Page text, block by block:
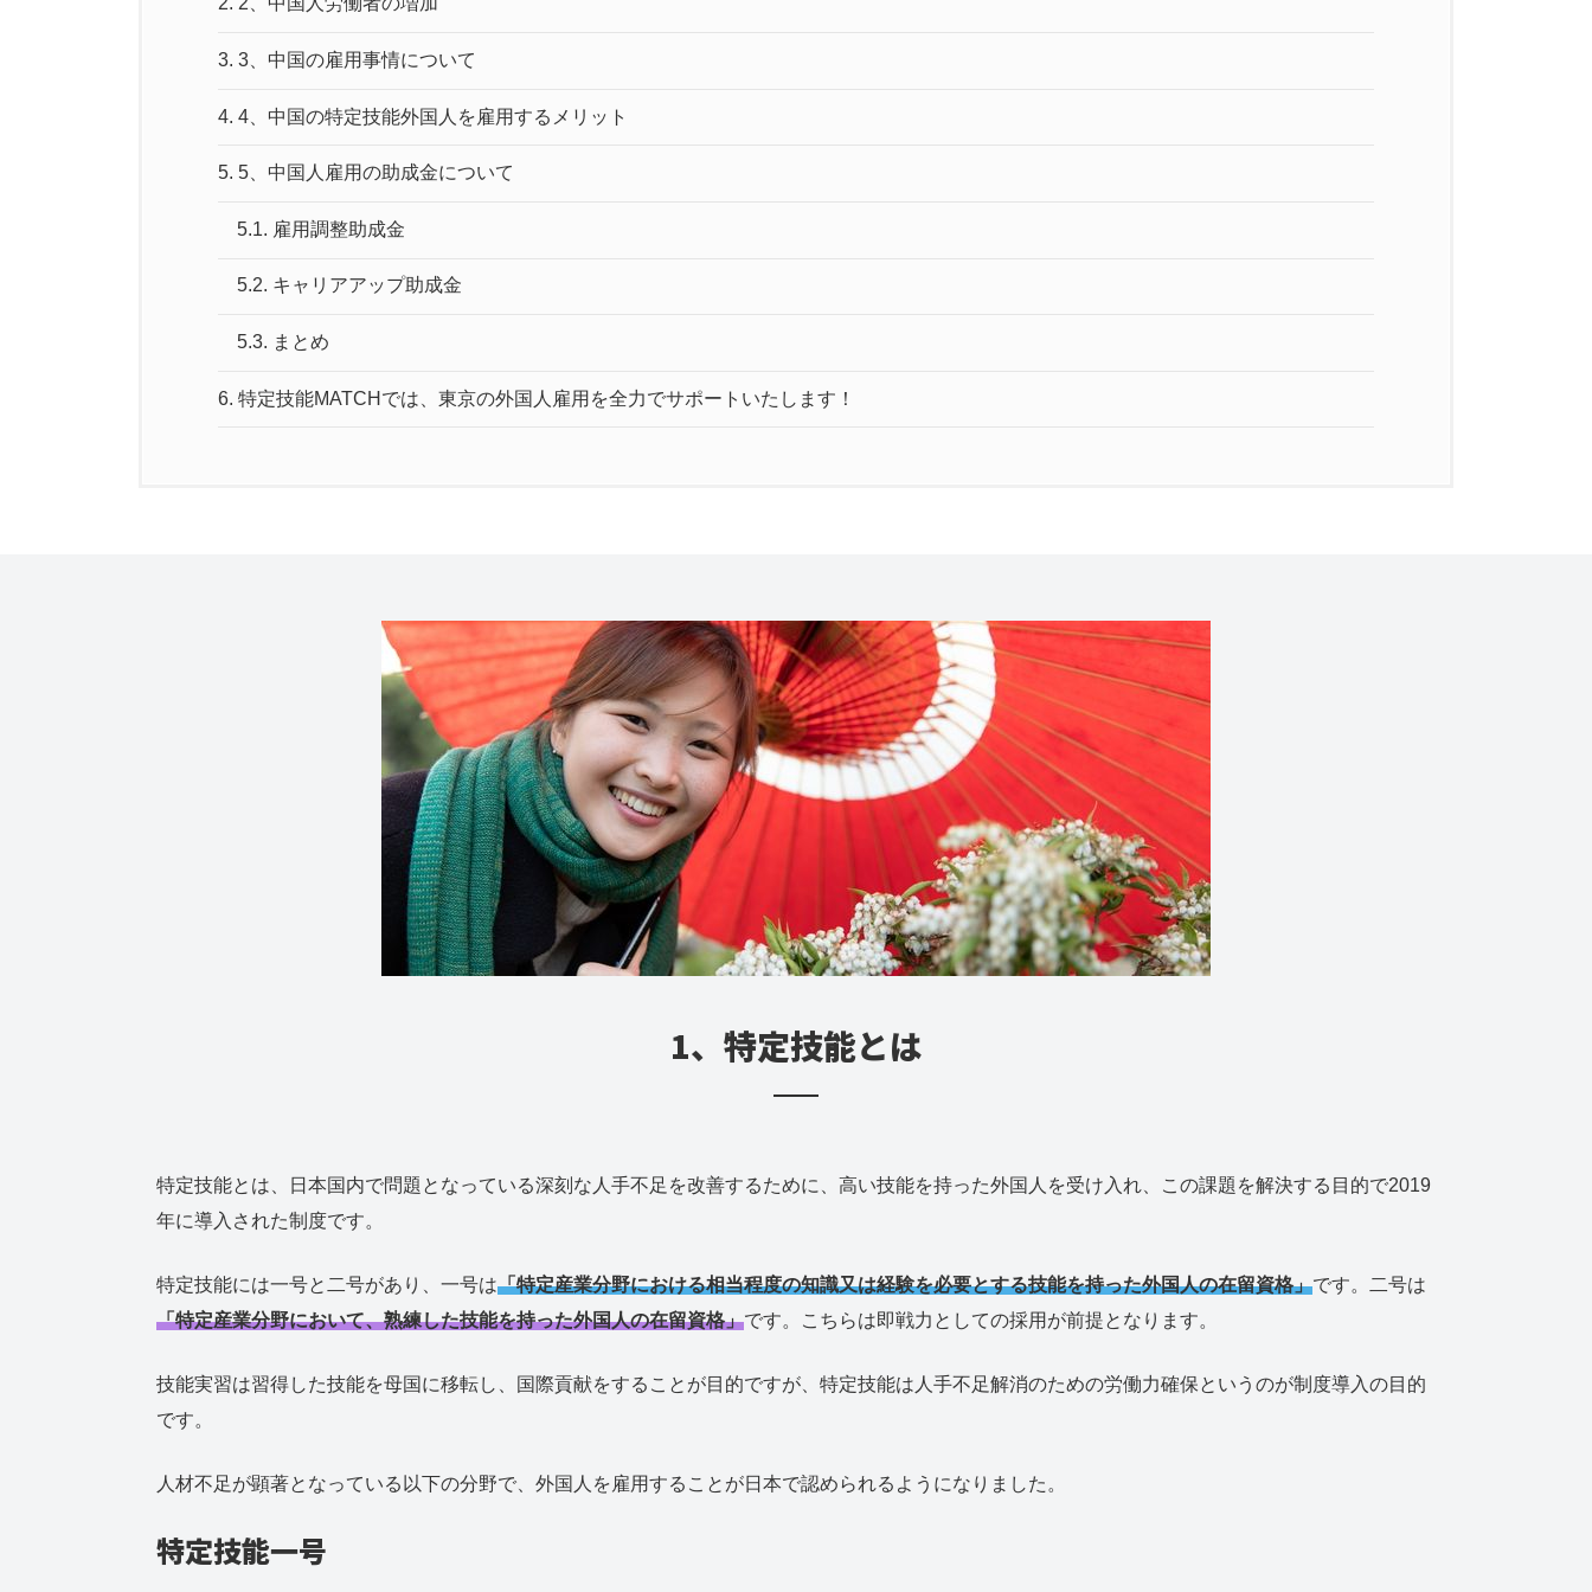
3. 3、中国の雇用事情について
4. 4、中国の特定技能外国人を雇用するメリット
5. 5、中国人雇用の助成金について
5.1. 雇用調整助成金
5.2. キャリアアップ助成金
5.3. まとめ
6. 特定技能MATCHでは、東京の外国人雇用を全力でサポートいたします！
1、特定技能とは
特定技能とは、日本国内で問題となっている深刻な人手不足を改善するために、高い技能を持った外国人を受け入れ、この課題を解決する目的で2019
年に導入された制度です。
特定技能には一号と二号があり、一号は「特定産業分野における相当程度の知識又は経験を必要とする技能を持った外国人の在留資格」です。二号は
「特定産業分野において、熟練した技能を持った外国人の在留資格」です。こちらは即戦力としての採用が前提となります。
技能実習は習得した技能を母国に移転し、国際貢献をすることが目的ですが、特定技能は人手不足解消のための労働力確保というのが制度導入の目的
です。
人材不足が顕著となっている以下の分野で、外国人を雇用することが日本で認められるようになりました。
特定技能一号